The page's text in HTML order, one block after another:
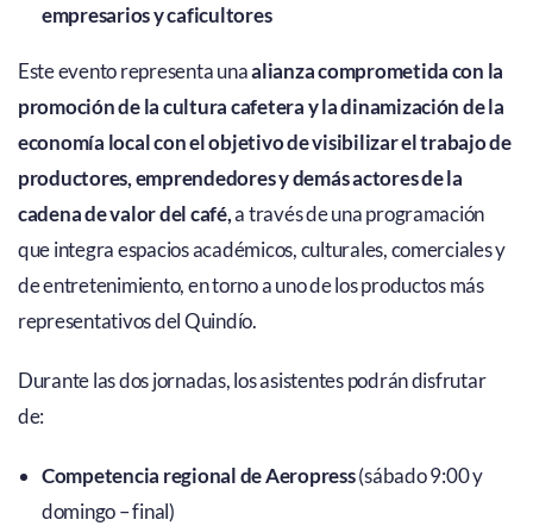
empresarios y caficultores
Este evento representa unaalianza comprometida con la
promoción de la cultura cafetera y la dinamización de la
economía local con el objetivo de visibilizar el trabajo de
productores, emprendedores y demás actores de la
cadena de valor del café,a través de una programación
que integra espacios académicos, culturales, comerciales y
de entretenimiento, en torno a uno de los productos más
representativos del Quindío.
Durante las dos jornadas, los asistentes podrán disfrutar
de:
Competencia regional de Aeropress(sábado 9:00 y
domingo – final)